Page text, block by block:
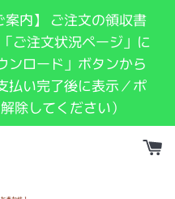
案内】 ご注文の領収書
ご注文状況ページ」に
ンロード」ボタンから
払い完了後に表示／ポ
除してください）